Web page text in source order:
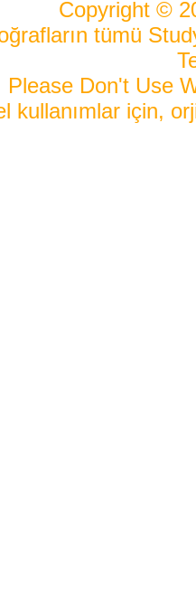
Copyright ©
tümü
Please Don't Use
kullanımlar için,